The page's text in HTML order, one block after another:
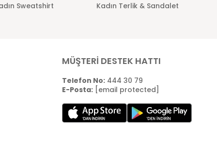
Sweatshirt Kadın Terlik & Sandalet
MÜŞTERİ DESTEK HATTI
Telefon No:444 30 79
E-Posta: [email protected]